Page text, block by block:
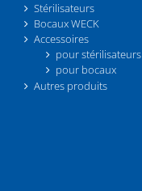
Stérilisateurs
Bocaux WECK
Accessoires
pour stérilisateurs
pour bocaux
Autres produits